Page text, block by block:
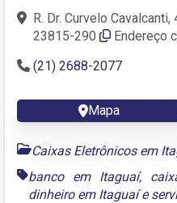
R. Dr. Curvelo
23815-290
Endereço
(21) 2688-2077
Mapa
Caixas Eletrônicos em
banco em Itaguaí,
dinheiro em Itaguaíe